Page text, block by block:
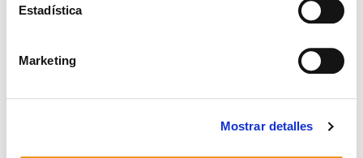
Estadística
Marketing
Mostrar detalles